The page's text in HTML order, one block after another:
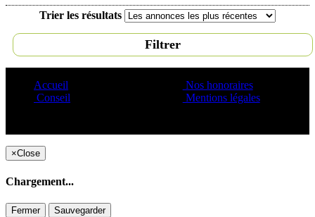
Trier les résultats
Filtrer
Accueil
Conseil
Nos honoraires
Mentions légales
×Close
Chargement...
Fermer Sauvegarder